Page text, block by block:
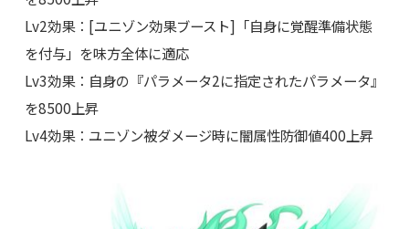
Lv2効果：[ユニゾン効果ブースト]「自身に覚醒準備状態
を付与」を味方全体に適応
Lv3効果：自身の『パラメータ2に指定されたパラメータ』
を8500上昇
Lv4効果：ユニゾン被ダメージ時に闇属性防御値400上昇